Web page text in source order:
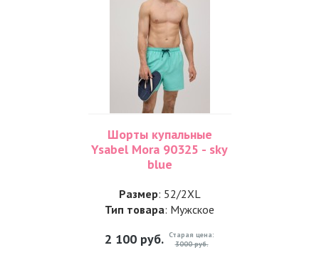
Шорты купальные
Ysabel Mora 90325 - sky
blue
Размер: 52/2XL
Тип товара: Мужское
2 100 руб. Старая цена:
3000 руб.